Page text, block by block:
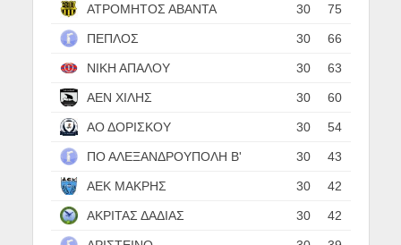
ΑΤΡΟΜΗΤΟΣ ΑΒΑΝΤΑ 30 75
ΠΕΠΛΟΣ 30 66
ΝΙΚΗ ΑΠΑΛΟΥ 30 63
ΑΕΝ ΧΙΛΗΣ 30 60
ΑΟ ΔΟΡΙΣΚΟΥ 30 54
ΠΟ ΑΛΕΞΑΝΔΡΟΥΠΟΛΗ Β' 30 43
ΑΕΚ ΜΑΚΡΗΣ 30 42
ΑΚΡΙΤΑΣ ΔΑΔΙΑΣ 30 42